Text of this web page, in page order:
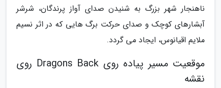
ناهنجار شهر بزرگ به شنیدن صدای آواز پرندگان، شرشر
آبشارهای کوچک و صدای حرکت برگ هایی که در اثر نسیم
ملایم اقیانوس، ایجاد می گردد.
موقعیت مسیر پیاده روی Dragons Back روی
نقشه